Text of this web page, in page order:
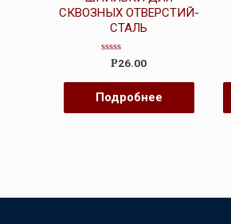
СКВОЗНЫХ ОТВЕРСТИЙ-
СТАЛЬ
Оценка
из
5
Р26.00
Подробнее